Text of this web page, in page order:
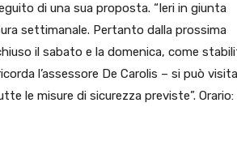
di una sua proposta. “Ieri in giunta
settimanale. Pertanto dalla prossima
il sabato e la domenica, come
l’assessore De Carolis – si può
le misure di sicurezza previste”. Orario: